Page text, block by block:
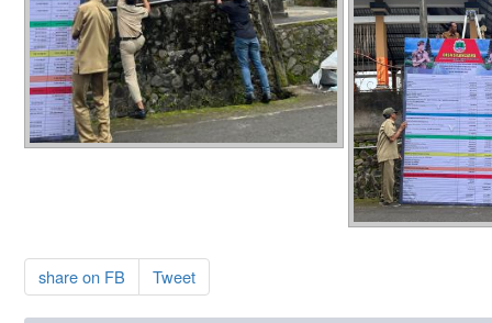
share on FB Tweet